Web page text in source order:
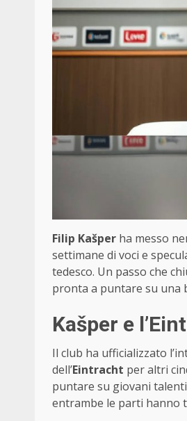
Filip Kašper ha messo
settimane di voci e
tedesco. Un passo che
pronta a puntare su una
Kašper e
Il club ha ufficializzato
dell’Eintracht per altri
puntare su giovani
entrambe le parti hanno